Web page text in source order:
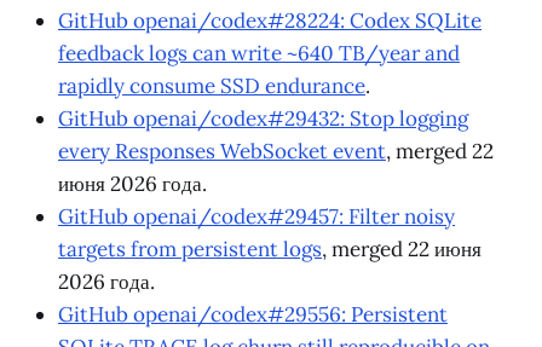
GitHub openai/codex#28224: Codex SQLite
feedback logs can write ~640 TB/year and
rapidly consume SSD endurance.
GitHub openai/codex#29432: Stop logging
every Responses WebSocket event, merged 22
июня 2026 года.
GitHub openai/codex#29457: Filter noisy
targets from persistent logs, merged 22 июня
2026 года.
GitHub openai/codex#29556: Persistent